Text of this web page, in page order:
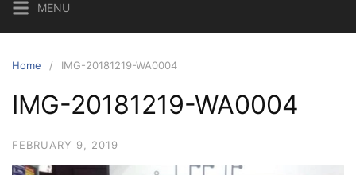
MENU
Home IMG-20181219-WA0004
IMG-20181219-WA0004
FEBRUARY 9, 2019